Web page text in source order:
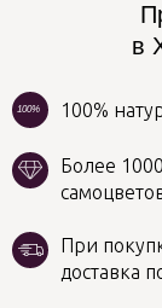
100%
100%
в
Более
При
доставка